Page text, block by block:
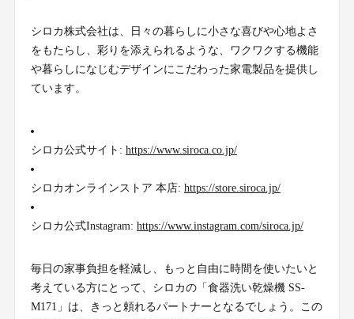
シロカ株式会社は、日々の暮らしに小さな喜びや心地よさ
をもたらし、彩りを添えられるような、ワクワクする機能
や暮らしになじむデザインにこだわった家電製品を提供し
ています。
シロカ公式サイト: https://www.siroca.co.jp/
シロカオンラインストア 本店: https://store.siroca.jp/
シロカ公式Instagram: https://www.instagram.com/siroca.jp/
毎日の家事負担を軽減し、もっと自由に時間を使いたいと
考えている方にとって、シロカの「食器洗い乾燥機 SS-
M171」は、きっと頼れるパートナーとなるでしょう。この